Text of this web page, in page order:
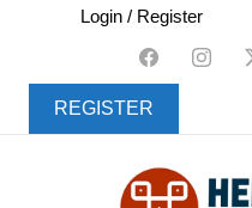
content
Login / Register
REGISTER